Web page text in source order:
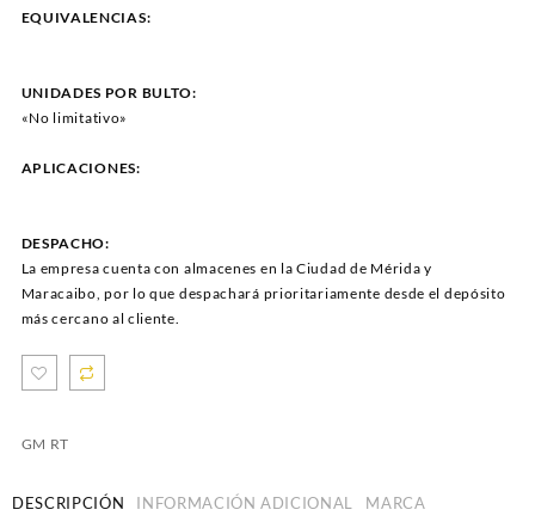
EQUIVALENCIAS:
UNIDADES POR BULTO:
«No limitativo»
APLICACIONES:
DESPACHO:
La empresa cuenta con almacenes en la Ciudad de Mérida y
Maracaibo, por lo que despachará prioritariamente desde el depósito
más cercano al cliente.
GM RT
DESCRIPCIÓN INFORMACIÓN ADICIONAL MARCA